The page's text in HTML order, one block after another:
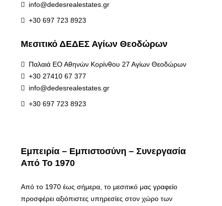
info@dedesrealestates.gr
+30 697 723 8923
Μεσιτικό ΔΕΔΕΣ Αγίων Θεοδώρων
Παλαιά ΕΟ Αθηνών Κορίνθου 27 Αγίων Θεοδώρων
+30 27410 67 377
info@dedesrealestates.gr
+30 697 723 8923
Εμπειρία – Εμπιστοσύνη – Συνεργασία
Από Το 1970
Από το 1970 έως σήμερα, το μεσιτικό μας γραφείο
προσφέρει αξιόπιστες υπηρεσίες στον χώρο των